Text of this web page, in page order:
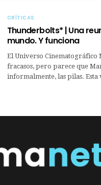
CRÍTICAS
Thunderbolts* | Una
mundo. Y funciona
El Universo Cinematográfico
fracasos, pero parece que
informalmente, las pilas.